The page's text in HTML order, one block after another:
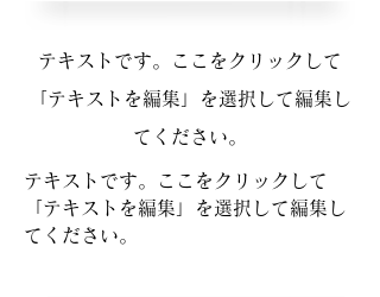
テキストです。ここをクリックして
「テキストを編集」を選択して編集し
てください。
テキストです。ここをクリックして
「テキストを編集」を選択して編集し
てください。